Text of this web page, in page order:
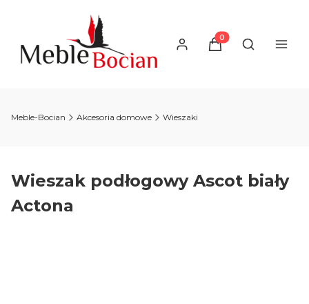
Produkty w
Otwórz
Meble-Bocian Akcesoria domowe Wieszaki
Wieszak podłogowy Ascot biały
Actona